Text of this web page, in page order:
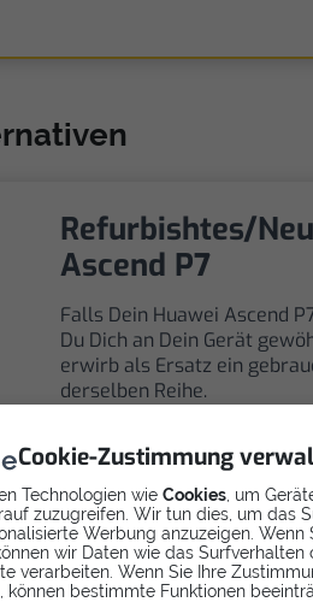
Cookie-Zustimmung
Technologien wie Cookies , um
zuzugreifen. Wir tun dies, um das
Werbung anzuzeigen. Wenn
wir Daten wie das Surfverhalten
verarbeiten. Wenn Sie Ihre
können bestimmte Funktionen
Refurbishtes/
Ascend P7
Falls Dein Huawei Ascend
Du Dich an Dein Gerät
erwirb als Ersatz ein
derselben Reihe.
Selbst reparieren